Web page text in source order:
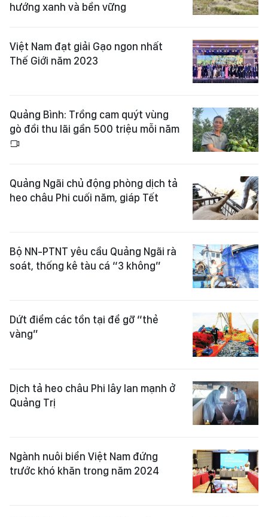
hướng xanh và bền vững
Việt Nam đạt giải Gạo ngon nhất
Thế Giới năm 2023
Quảng Bình: Trồng cam quýt vùng
gò đồi thu lãi gần 500 triệu mỗi năm
Quảng Ngãi chủ động phòng dịch tả
heo châu Phi cuối năm, giáp Tết
Bộ NN-PTNT yêu cầu Quảng Ngãi rà
soát, thống kê tàu cá “3 không”
Dứt điểm các tồn tại để gỡ “thẻ
vàng”
Dịch tả heo châu Phi lây lan mạnh ở
Quảng Trị
Ngành nuôi biển Việt Nam đứng
trước khó khăn trong năm 2024